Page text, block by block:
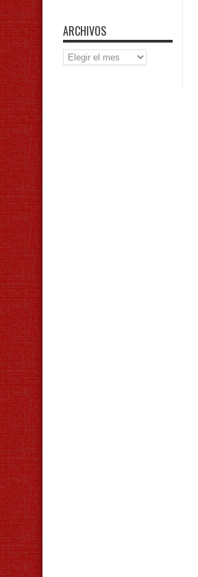
ARCHIVOS
Archivos